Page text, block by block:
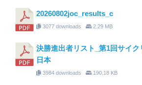
20260802joc_results_c
3077 downloads 2.29 MB
決勝進出者リスト_第1回サイ
日本
3984 downloads 190.18 KB